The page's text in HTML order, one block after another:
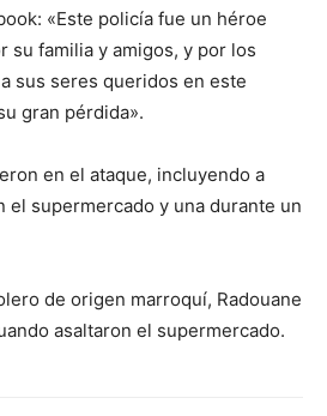
«Este policía fue un héroe
su familia y amigos, y por los
sus seres queridos en este
gran pérdida».
en el ataque, incluyendo a
el supermercado y una durante un
de origen marroquí, Radouane
asaltaron el supermercado.